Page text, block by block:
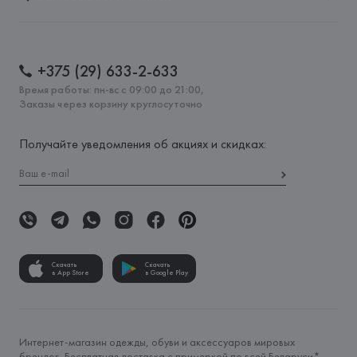
+375 (29) 633-2-633
Время работы: пн-вс с 09:00 до 21:00,
Заказы через корзину круглосуточно
Получайте уведомления об акциях и скидках:
Скачать
в App Store
Скачать
в Google Play
Интернет-магазин одежды, обуви и аксессуаров мировых